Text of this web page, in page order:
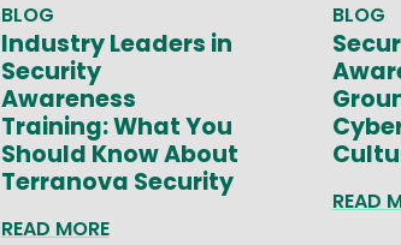
BLOG
Industry Leaders in
Security
Awareness
Training: What You
Should Know About
Terranova Security
READ MORE
BLOG
READ